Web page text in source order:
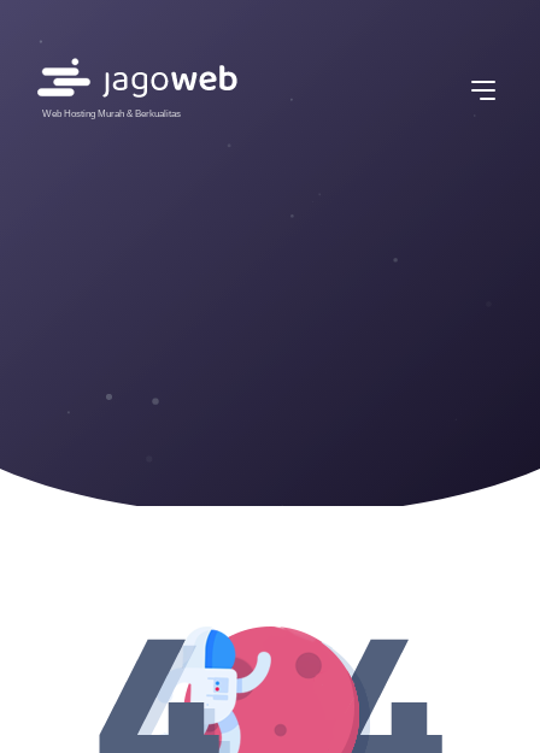
Web Hosting Murah & Berkualitas